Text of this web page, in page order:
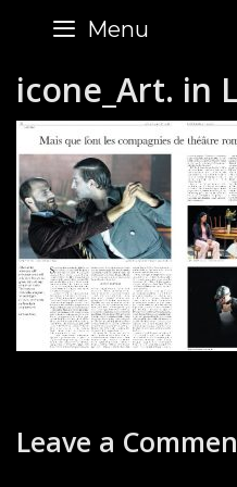
content
Menu
icone_Art. in
Leave a